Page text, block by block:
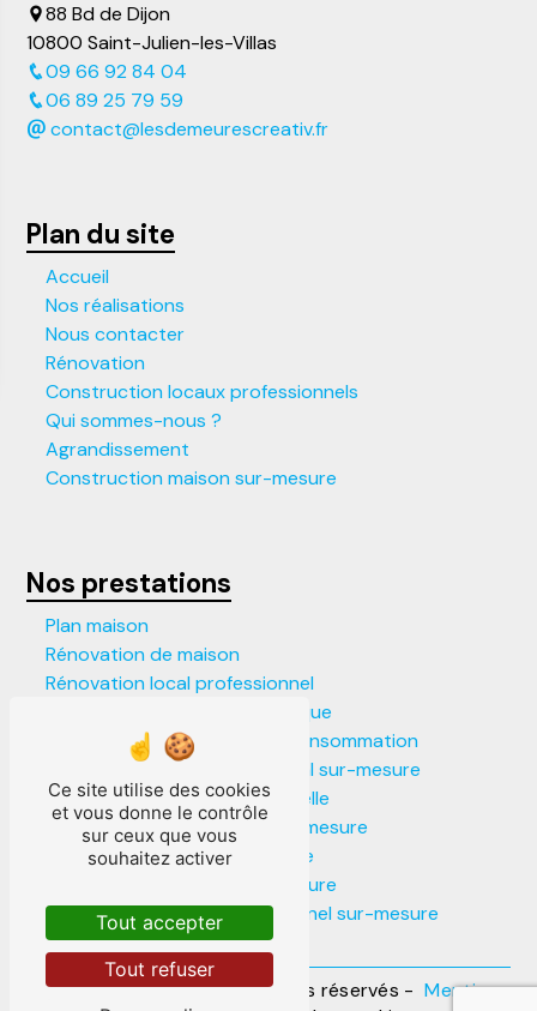
88 Bd de Dijon
10800 Saint-Julien-les-Villas
09 66 92 84 04
06 89 25 79 59
contact@lesdemeurescreativ.fr
Plan du site
Accueil
Nos réalisations
Nous contacter
Rénovation
Construction locaux professionnels
Qui sommes-nous ?
Agrandissement
Construction maison sur-mesure
Nos prestations
Plan maison
Rénovation de maison
Rénovation local professionnel
Construction maison écologique
Construction maison faible consommation
Construction local commercial sur-mesure
Construction maison individuelle
Construction locaux pro sur-mesure
Construction maison moderne
Construction maison sur-mesure
Construction local professionnel sur-mesure
Agrandissement de maison
©Vistalid- 2026 - Tous droits réservés - Mentions
Ce site utilise des cookies
et vous donne le contrôle
sur ceux que vous
souhaitez activer
Tout accepter
Tout refuser